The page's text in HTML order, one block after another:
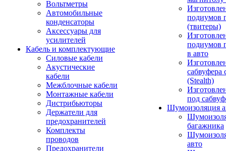
Вольтметры
Автомобильные
конденсаторы
Аксессуары для
усилителей
Кабель и комплектующие
Силовые кабели
Акустические
кабели
Межблочные кабели
Монтажные кабели
Дистрибьюторы
Держатели для
предохранителей
Комплекты
проводов
Предохранители
подиумов
(твитеры)
подиумов
в авто
сабвуфера
(Stealth)
под
Шумоизоляция
багажника
авто